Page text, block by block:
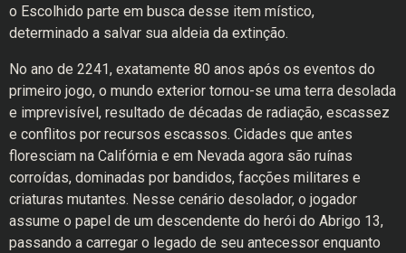
o Escolhido parte em busca desse item místico,
determinado a salvar sua aldeia da extinção.
No ano de 2241, exatamente 80 anos após os eventos do
primeiro jogo, o mundo exterior tornou-se uma terra desolada
e imprevisível, resultado de décadas de radiação, escassez
e conflitos por recursos escassos. Cidades que antes
floresciam na Califórnia e em Nevada agora são ruínas
corroídas, dominadas por bandidos, facções militares e
criaturas mutantes. Nesse cenário desolador, o jogador
assume o papel de um descendente do herói do Abrigo 13,
passando a carregar o legado de seu antecessor enquanto